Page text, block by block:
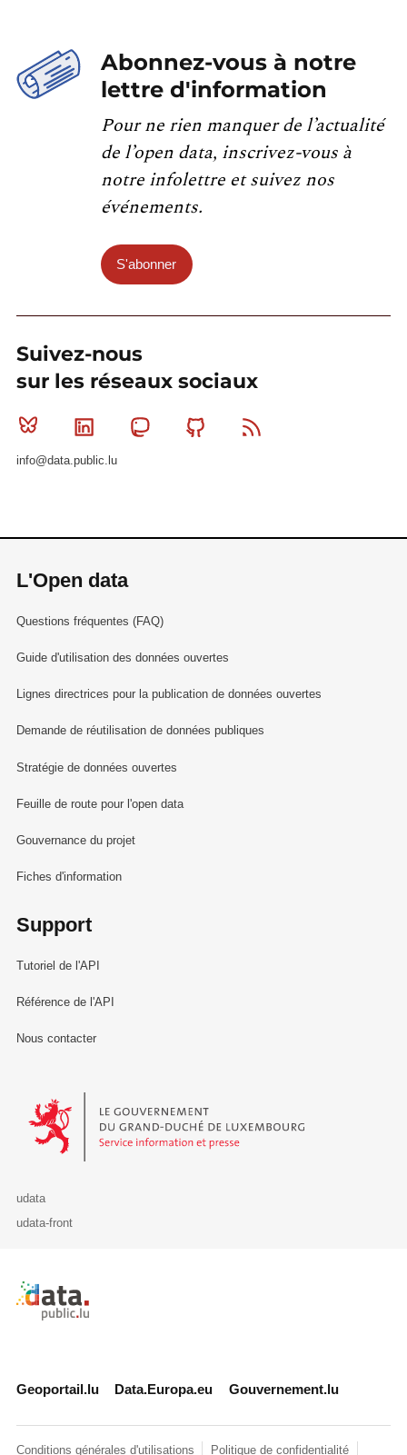
Abonnez-vous à notre
lettre d'information
Pour ne rien manquer de l’actualité
de l’open data, inscrivez-vous à
notre infolettre et suivez nos
événements.
S'abonner
Suivez-nous
sur les réseaux sociaux
Bluesky Linkedin MastodonGithub
info@data.public.lu
L'Open data
Questions fréquentes (FAQ)
Guide d'utilisation des données ouvertes
Lignes directrices pour la publication de données ouvertes
Demande de réutilisation de données publiques
Stratégie de données ouvertes
Feuille de route pour l'open data
Gouvernance du projet
Fiches d'information
Support
Tutoriel de l'API
Référence de l'API
Nous contacter
Le Gouvernement du Grand-Duché de Luxembourg - Service
udata
udata-front
Retour à l'accueil de data.public.lu
Geoportail.lu Data.Europa.eu Gouvernement.lu
Conditions générales d'utilisations Politique de confidentialité